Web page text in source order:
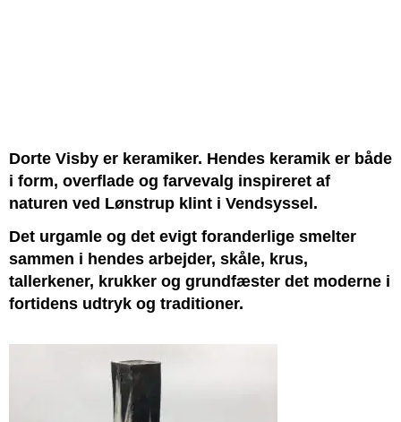
Dorte Visby er keramiker. Hendes keramik er både
i form, overflade og farvevalg inspireret af
naturen ved Lønstrup klint i Vendsyssel.
Det urgamle og det evigt foranderlige smelter
sammen i hendes arbejder, skåle, krus,
tallerkener, krukker og grundfæster det moderne i
fortidens udtryk og traditioner.